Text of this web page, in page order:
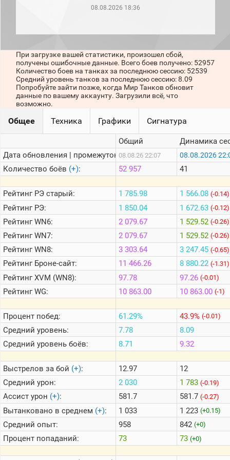
месяц)
игроков
последние
сессии)
1000
стримеров
Информация
Онлайн
Цветовая
шкала
Теlegram
ВК
Портал
Мира
08.08.2026 18:36
При загрузке вашей статистики, произошел сбой,
получены ошибочные данные. Всего боев получено: 52957
Количество боев на танках за последнюю сессию: 52539
Средний уровень танков за последнюю сессию: 8.09
Попробуйте зайти позже, когда Мир Танков обновит
данные по вашему аккаунту. Загрузили всё, что
возможно.
Общее Техника Графики Сигнатура
Дата обновления | промежуток:
Количество боёв (+):
РейтингРЭ старый:
РейтингРЭ:
РейтингWN6:
РейтингWN7:
РейтингWN8:
РейтингБроне-сайт:
РейтингXVM (WN8):
РейтингWG:
Процент побед:
Средний уровень:
Средний уровень боёв:
Выстрелов за бой (+):
Средний урон:
Ассист урон (+):
Вытанковано в среднем (+):
Средний опыт:
Процент попаданий:
Общий
08.08.26 22:07
52 957
1 785.98
1 850.04
2 079.67
2 079.67
3 303.64
11 466.26
97.78
10 863.00
61.29%
7.78
8.71
12.97
2 030
581.7
1 033
958
73
Динамика
08.08.2026
41
1 566.08 (-0.14)
1 672.63 (-0.12)
1 529.52 (-0.26)
1 529.52 (-0.26)
3 247.45 (-0.65)
8 880.22 (-1.31)
97.26 (-0.01)
10 863.00 (-1)
43.9% (-0.01)
8.09
9.32
12
1 783 (-0.19)
581.7 (-0.27)
1 223 (+0.15)
842 (+0)
73 (+0)